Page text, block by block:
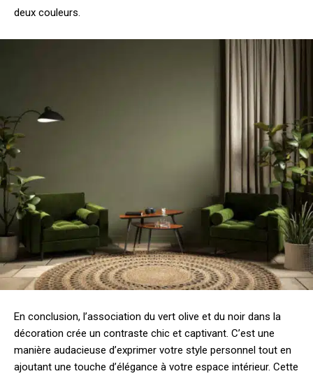
deux couleurs.
En conclusion, l’association du vert olive et du noir dans la
décoration crée un contraste chic et captivant. C’est une
manière audacieuse d’exprimer votre style personnel tout en
ajoutant une touche d’élégance à votre espace intérieur. Cette